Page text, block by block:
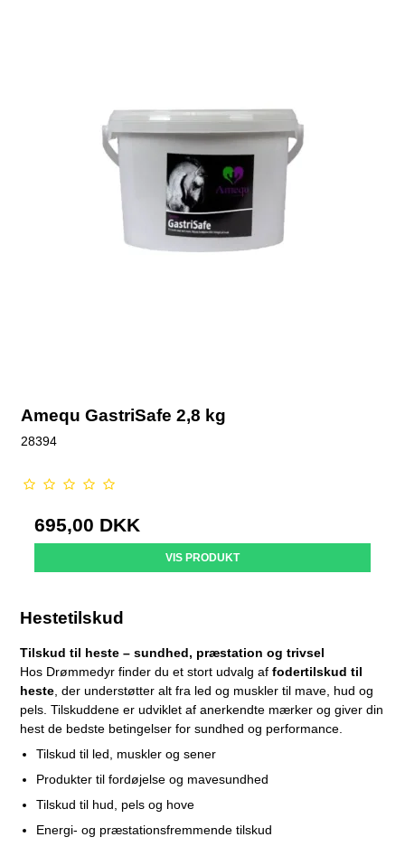
Amequ GastriSafe 2,8 kg
28394
695,00 DKK
VIS PRODUKT
Hestetilskud
Tilskud til heste – sundhed, præstation og trivsel
Hos Drømmedyr finder du et stort udvalg affodertilskud til
heste, der understøtter alt fra led og muskler til mave, hud og
pels. Tilskuddene er udviklet af anerkendte mærker og giver din
hest de bedste betingelser for sundhed og performance.
Tilskud til led, muskler og sener
Produkter til fordøjelse og mavesundhed
Tilskud til hud, pels og hove
Energi- og præstationsfremmende tilskud